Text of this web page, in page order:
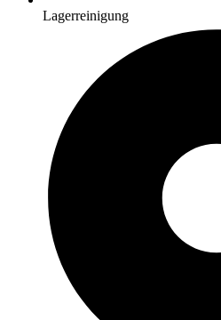
Lagerreinigung